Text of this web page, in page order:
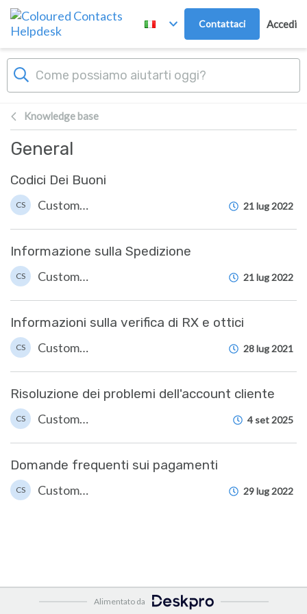
Passa al contenuto principale
Contattaci Accedi
Knowledge base
General
Codici Dei Buoni
CS Customer Services 21 lug 2022
Informazione sulla Spedizione
CS Customer Services 21 lug 2022
Informazioni sulla verifica di RX e ottici
CS Customer Services 28 lug 2021
Risoluzione dei problemi dell'account cliente
CS Customer Services 4 set 2025
Domande frequenti sui pagamenti
CS Customer Services 29 lug 2022
Alimentato da